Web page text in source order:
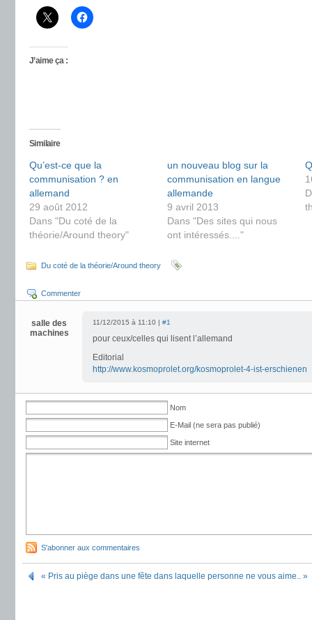
J’aime ça :
Similaire
Qu’est-ce que la
communisation ? en
allemand
29 août 2012
Dans "Du coté de la
théorie/Around theory"
un nouveau blog sur la
communisation en langue
allemande
9 avril 2013
Dans "Des sites qui nous
ont intéressés...."
Du coté de la théorie/Around theory
Commenter
salle des
machines
11/12/2015 à 11:10 | #1
pour ceux/celles qui lisent l’allemand
Editorial
http://www.kosmoprolet.org/kosmoprolet-4-ist-erschienen
Nom
E-Mail (ne sera pas publié)
Site internet
S'abonner aux commentaires
« Pris au piège dans une fête dans laquelle personne ne vous aime.. »